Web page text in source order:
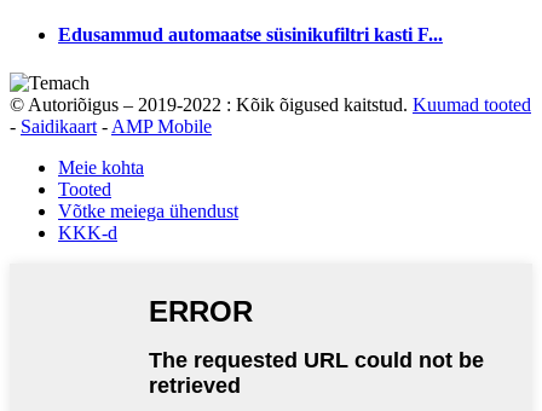
Edusammud automaatse süsinikufiltri kasti F...
© Autoriõigus – 2019-2022 : Kõik õigused kaitstud. Kuumad tooted
- Saidikaart - AMP Mobile
Meie kohta
Tooted
Võtke meiega ühendust
KKK-d